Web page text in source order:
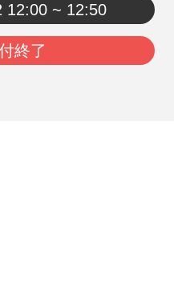
12:00 ~ 12:50
終了